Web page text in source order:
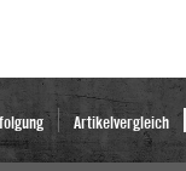
Artikelvergleich